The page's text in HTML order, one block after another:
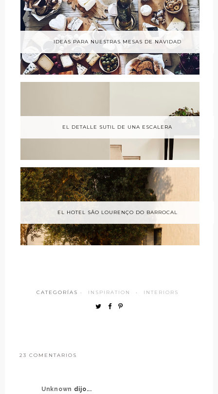
IDEAS PARA NUESTRAS MESAS DE NAVIDAD
EL DETALLE SUTIL DE UNA ESCALERA
EL HOTEL SÃO LOURENÇO DO BARROCAL
CATEGORÍAS · INSPIRATION · INTERIORS
23 COMENTARIOS
Unknown dijo...